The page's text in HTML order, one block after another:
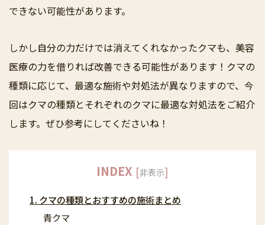
できない可能性があります。
しかし自分の力だけでは消えてくれなかったクマも、美容
医療の力を借りれば改善できる可能性があります！クマの
種類に応じて、最適な施術や対処法が異なりますので、今
回はクマの種類とそれぞれのクマに最適な対処法をご紹介
します。ぜひ参考にしてくださいね！
INDEX [非表示]
1. クマの種類とおすすめの施術まとめ
青クマ